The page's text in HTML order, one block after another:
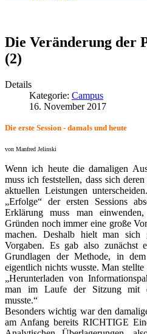
Die Veränderung der
(2)
Details
Kategorie: Campus
16. November 2017
Die erste Session - damals und heute
von Manfred Jelinski
Wenn ich heute die damaligen
muss ich feststellen, dass sich
aktuellen Leistungen
„Erfolge“ der ersten Sessions
Erklärung muss man
Gründen noch immer eine große
machen. Deshalb hielt man sich
Vorgaben. Es gab also zunächst
Grundlagen der Methode, in
eigentlich nichts wusste. Man
„Herunterladen von
man im Laufe der Sitzung mit
musste.“
Besonders wichtig war den
am Anfang bereits RICHTIGE